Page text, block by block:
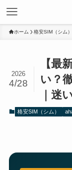
ホーム 格安SIM（シム）
【最
い？
｜迷
2026
4/28
格安SIM（シム）